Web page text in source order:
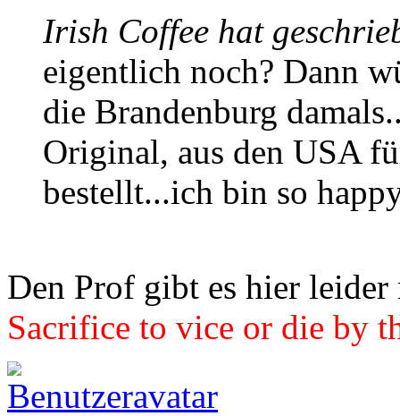
Irish Coffee hat
eigentlich noch? Dann
die Brandenburg
Original, aus den USA
bestellt...ich bin so
Den Prof gibt es hier leider
Sacrifice to vice or die by